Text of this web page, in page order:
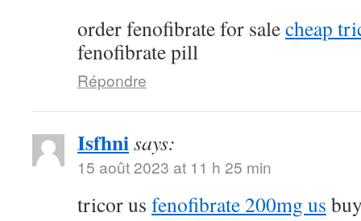
order fenofibrate for salecheap
fenofibrate pill
Répondre
Isfhnisays:
15 août 2023 at 11 h 25 min
tricor us fenofibrate 200mg us